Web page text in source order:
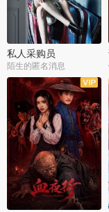
私人采购员
陌生的匿名消息